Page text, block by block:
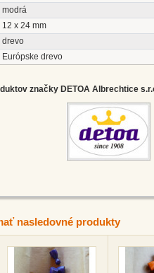
modrá
12 x 24 mm
drevo
Európske drevo
značky DETOA Albrechtice
nasledovné produkty